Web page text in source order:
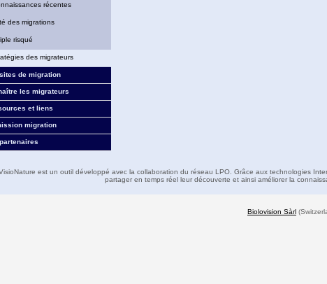
récentes
des migrations
risqué
des migrateurs
de migration
les migrateurs
et liens
migration
est un outil développé avec la collaboration du réseau LPO. Grâce aux technologies
partager en temps réel leur découverte et ainsi améliorer la
Biolovision Sàrl